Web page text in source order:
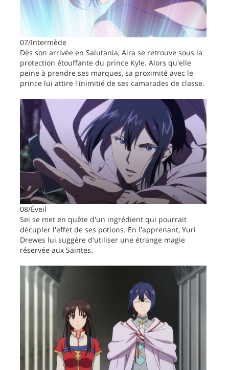
07/Intermède
Dès son arrivée en Salutania, Aira se retrouve sous la
protection étouffante du prince Kyle. Alors qu'elle
peine à prendre ses marques, sa proximité avec le
prince lui attire l'inimitié de ses camarades de classe.
08/Éveil
Sei se met en quête d'un ingrédient qui pourrait
décupler l'effet de ses potions. En l'apprenant, Yuri
Drewes lui suggère d'utiliser une étrange magie
réservée aux Saintes.